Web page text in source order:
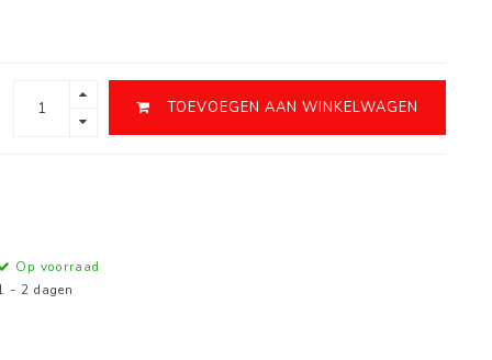
TOEVOEGEN AAN WINKELWAGEN
Op voorraad
- 2 dagen